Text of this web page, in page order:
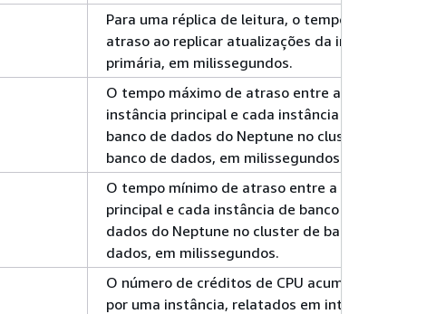
Para uma réplica de leitura, o tempo de
atraso ao replicar atualizações da instância
primária, em milissegundos.
O tempo máximo de atraso entre a
instância principal e cada instância de
banco de dados do Neptune no cluster de
banco de dados, em milissegundos.
O tempo mínimo de atraso entre a instância
principal e cada instância de banco de
dados do Neptune no cluster de banco de
dados, em milissegundos.
O número de créditos de CPU acumulados
por uma instância, relatados em intervalos